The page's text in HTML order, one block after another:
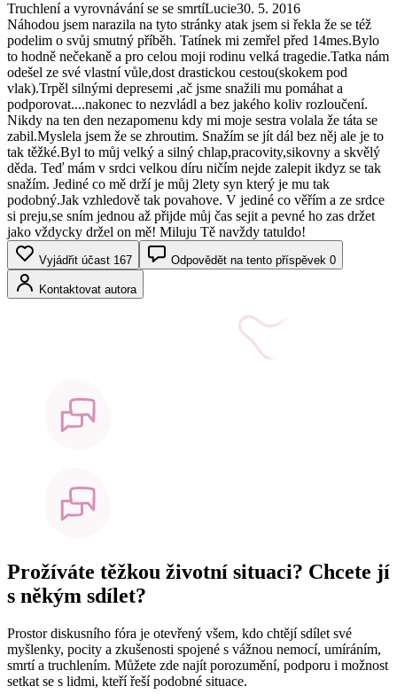
Truchlení a vyrovnávání se se smrtíLucie30. 5. 2016
Náhodou jsem narazila na tyto stránky atak jsem si řekla že se též
podelim o svůj smutný příběh. Tatínek mi zemřel před 14mes.Bylo
to hodně nečekaně a pro celou moji rodinu velká tragedie.Tatka nám
odešel ze své vlastní vůle,dost drastickou cestou(skokem pod
vlak).Trpěl silnými depresemi ,ač jsme snažili mu pomáhat a
podporovat....nakonec to nezvládl a bez jakého koliv rozloučení.
Nikdy na ten den nezapomenu kdy mi moje sestra volala že táta se
zabil.Myslela jsem že se zhroutim. Snažím se jít dál bez něj ale je to
tak těžké.Byl to můj velký a silný chlap,pracovity,sikovny a skvělý
děda. Teď mám v srdci velkou díru ničím nejde zalepit ikdyz se tak
snažím. Jediné co mě drží je můj 2lety syn který je mu tak
podobný.Jak vzhledově tak povahove. V jediné co věřím a ze srdce
si preju,se sním jednou až přijde můj čas sejit a pevné ho zas držet
jako vždycky držel on mě! Miluju Tě navždy tatuldo!
Vyjádřit účast 167 Odpovědět na tento příspěvek 0
Kontaktovat autora
Prožíváte těžkou životní situaci? Chcete jí
s někým sdílet?
Prostor diskusního fóra je otevřený všem, kdo chtějí sdílet své
myšlenky, pocity a zkušenosti spojené s vážnou nemocí, umíráním,
smrtí a truchlením. Můžete zde najít porozumění, podporu i možnost
setkat se s lidmi, kteří řeší podobné situace.